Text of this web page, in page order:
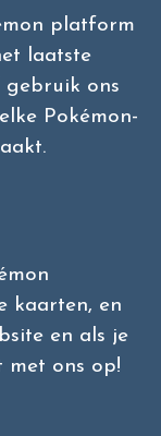
platform
laatste
gebruik ons
Pokémon-
kaarten, en
en als je
met ons op!